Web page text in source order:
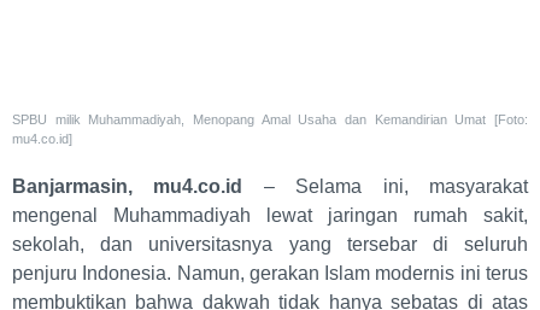
SPBU milik Muhammadiyah, Menopang Amal Usaha dan Kemandirian Umat [Foto:
mu4.co.id]
Banjarmasin, mu4.co.id
– Selama ini, masyarakat
mengenal Muhammadiyah lewat jaringan rumah sakit,
sekolah, dan universitasnya yang tersebar di seluruh
penjuru Indonesia. Namun, gerakan Islam modernis ini terus
membuktikan bahwa dakwah tidak hanya sebatas di atas